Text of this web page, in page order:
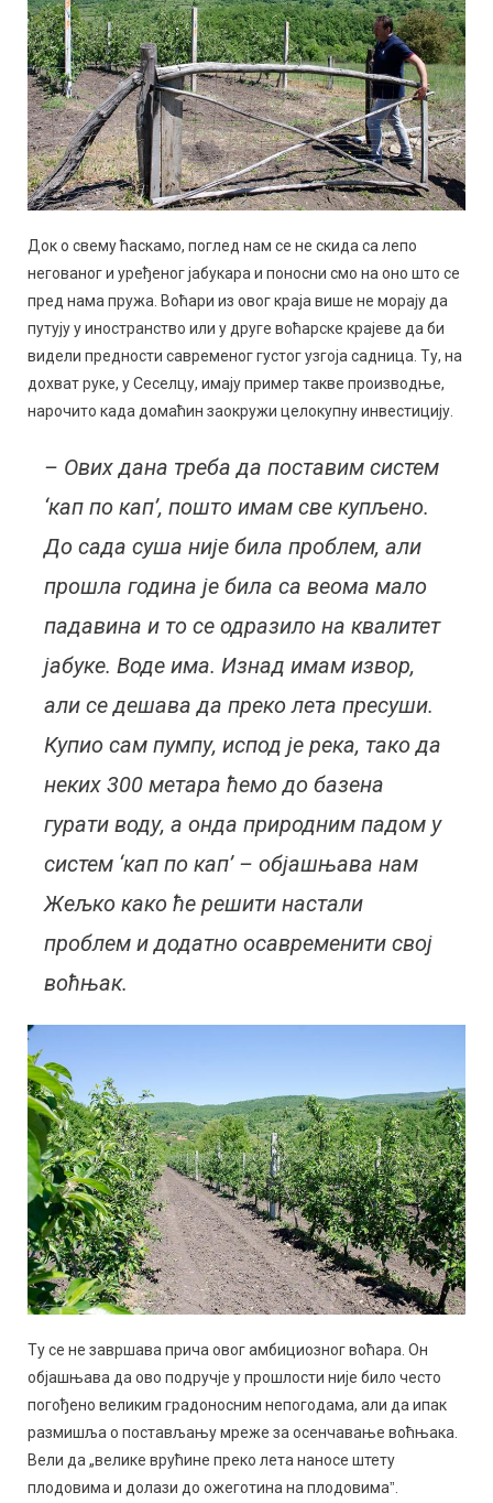
Док о свему ћаскамо, поглед нам се не скида са лепо
негованог и уређеног јабукара и поносни смо на оно што се
пред нама пружа. Воћари из овог краја више не морају да
путују у иностранство или у друге воћарске крајеве да би
видели предности савременог густог узгоја садница. Ту, на
дохват руке, у Сеселцу, имају пример такве производње,
нарочито када домаћин заокружи целокупну инвестицију.
– Ових дана треба да поставим систем
‘кап по кап’, пошто имам све купљено.
До сада суша није била проблем, али
прошла година је била са веома мало
падавина и то се одразило на квалитет
јабуке. Воде има. Изнад имам извор,
али се дешава да преко лета пресуши.
Купио сам пумпу, испод је река, тако да
неких 300 метара ћемо до базена
гурати воду, а онда природним падом у
систем ‘кап по кап’ – објашњава нам
Жељко како ће решити настали
проблем и додатно осавременити свој
воћњак.
Ту се не завршава прича овог амбициозног воћара. Он
објашњава да ово подручје у прошлости није било често
погођено великим градоносним непогодама, али да ипак
размишља о постављању мреже за осенчавање воћњака.
Вели да „велике врућине преко лета наносе штету
плодовима и долази до ожеготина на плодовимаˮ.